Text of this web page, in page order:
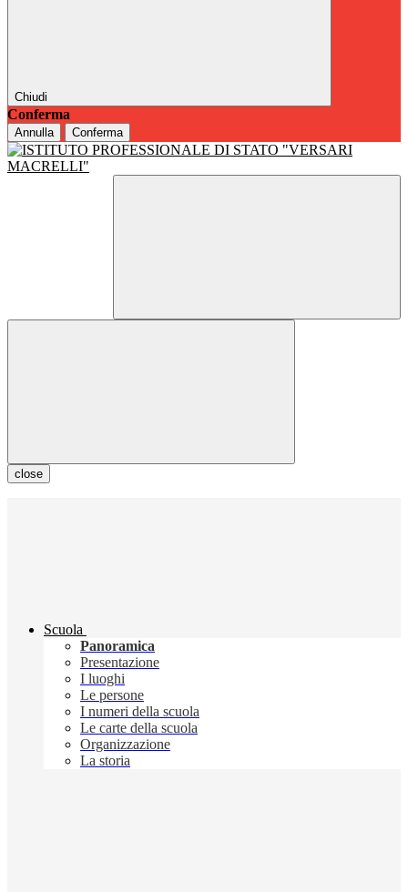
Chiudi
Conferma
Annulla Conferma
close
Scuola
Panoramica
Presentazione
I luoghi
Le persone
I numeri della scuola
Le carte della scuola
Organizzazione
La storia